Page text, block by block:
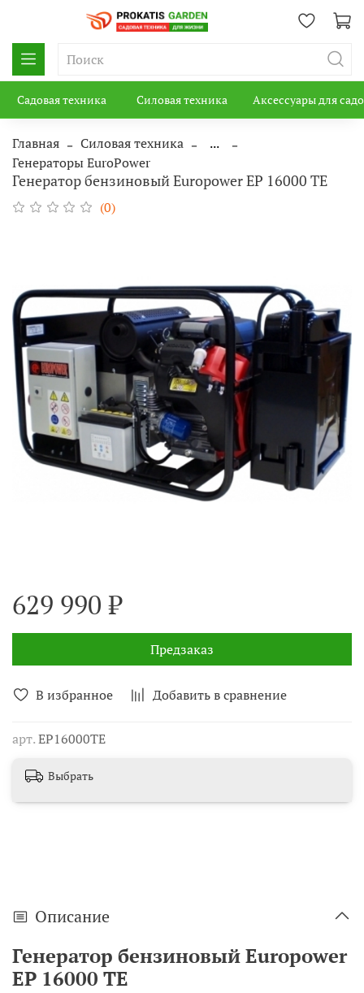
Садовая техника Силовая техника Аксессуары для
Главная Силовая техника
...
Генераторы EuroPower
Генератор бензиновый Europower EP 16000 TE
(0)
В избранное Добавить в сравнение
арт.EP16000TE
629 990 ₽
Предзаказ
Выбрать
Описание
Генератор бензиновый Europower
EP 16000 TE